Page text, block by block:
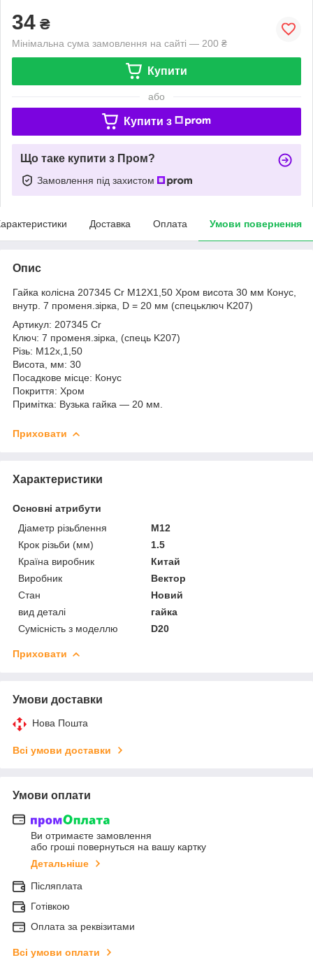
34 ₴
Мінімальна сума замовлення на сайті — 200 ₴
Купити
або
Купити з
Що таке купити з Пром?
Замовлення під захистом
Доставка Оплата Умови повернення
Опис
Гайка колісна 207345 Cr M12X1,50 Хром висота 30 мм Конус,
внутр. 7 променя.зірка, D = 20 мм (спецьключ K207)
Артикул: 207345 Cr
Ключ: 7 променя.зірка, (спець K207)
Різь: М12х,1,50
Висота, мм: 30
Посадкове місце: Конус
Покриття: Хром
Примітка: Вузька гайка — 20 мм.
Приховати
Характеристики
Основні атрибути
Діаметр різьблення
M12
Крок різьби (мм)
1.5
Країна виробник
Китай
Виробник
Вектор
Стан
Новий
вид деталі
гайка
Сумісність з моделлю
D20
Приховати
Умови доставки
Нова Пошта
Всі умови доставки
Умови оплати
Ви отримаєте замовлення
або гроші повернуться на вашу картку
Детальніше
Післяплата
Готівкою
Оплата за реквізитами
Всі умови оплати